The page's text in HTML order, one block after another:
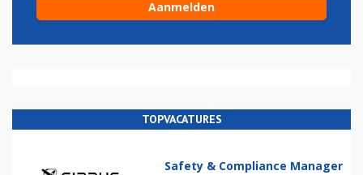
TOPVACATURES
Safety & Compliance Manager